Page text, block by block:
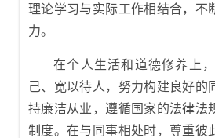
理论学习与实际工作相结合，不
力。
在个人生活和道德修养上
己、宽以待人，努力构建良好的
持廉洁从业，遵循国家的法律法
制度。在与同事相处时，尊重彼